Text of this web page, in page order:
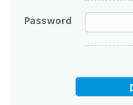
Password